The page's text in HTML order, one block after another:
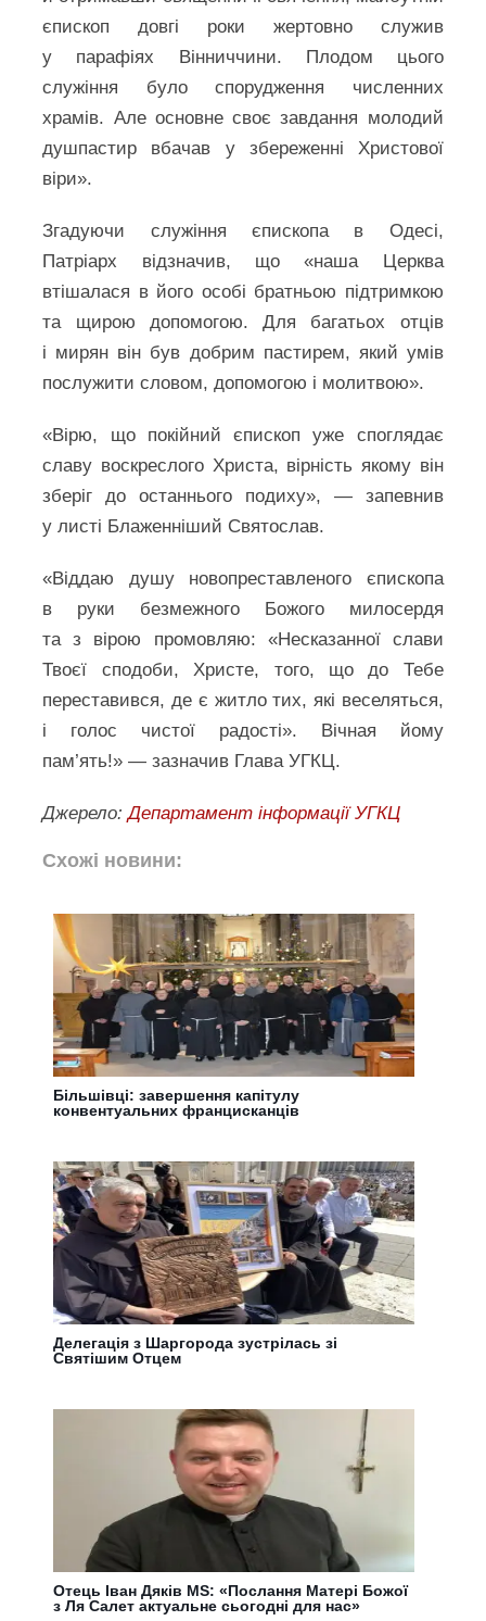
єпископ довгі роки жертовно служив
у парафіях Вінниччини. Плодом цього
служіння було спорудження численних
храмів. Але основне своє завдання молодий
душпастир вбачав у збереженні Христової
віри».
Згадуючи служіння єпископа в Одесі,
Патріарх відзначив, що «наша Церква
втішалася в його особі братньою підтримкою
та щирою допомогою. Для багатьох отців
і мирян він був добрим пастирем, який умів
послужити словом, допомогою і молитвою».
«Вірю, що покійний єпископ уже споглядає
славу воскреслого Христа, вірність якому він
зберіг до останнього подиху», — запевнив
у листі Блаженніший Святослав.
«Віддаю душу новопреставленого єпископа
в руки безмежного Божого милосердя
та з вірою промовляю: «Несказанної слави
Твоєї сподоби, Христе, того, що до Тебе
переставився, де є житло тих, які веселяться,
і голос чистої радості». Вічная йому
пам’ять!» — зазначив Глава УГКЦ.
Джерело:Департамент інформації УГКЦ
Схожі новини:
Більшівці: завершення капітулу
конвентуальних францисканців
Делегація з Шаргорода зустрілась зі
Святішим Отцем
Отець Іван Дяків MS: «Послання Матері Божої
з Ля Салет актуальне сьогодні для нас»